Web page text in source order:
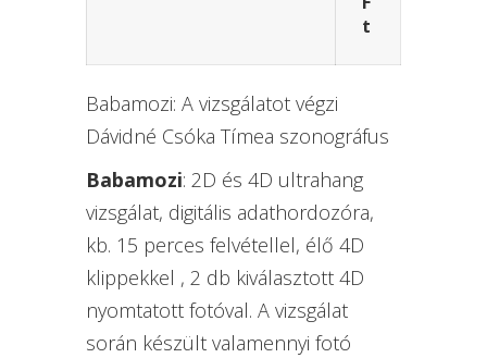
t
Babamozi: A vizsgálatot végzi
Dávidné Csóka Tímea szonográfus
Babamozi: 2D és 4D ultrahang
vizsgálat, digitális adathordozóra,
kb. 15 perces felvétellel, élő 4D
klippekkel , 2 db kiválasztott 4D
nyomtatott fotóval. A vizsgálat
során készült valamennyi fotó